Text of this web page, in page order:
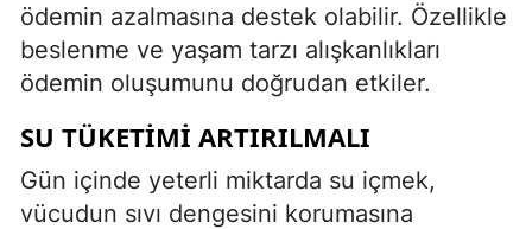
ödemin azalmasına destek olabilir. Özellikle
beslenme ve yaşam tarzı alışkanlıkları
ödemin oluşumunu doğrudan etkiler.
SU TÜKETIMI ARTIRILMALI
Gün içinde yeterli miktarda su içmek,
vücudun sıvı dengesini korumasına